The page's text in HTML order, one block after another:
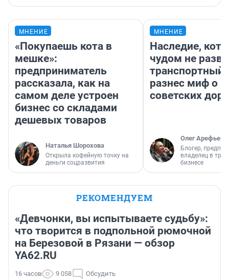
МНЕНИЕ
«Покупаешь кота в
мешке»:
предприниматель
рассказала, как на
самом деле устроен
бизнес со складами
дешевых товаров
Наталья Шорохова
Открыла кофейную точку на
деньги соцразвития
МНЕНИЕ
Наследие,
чудом не
транспортный
разнес миф о
советских
Олег Арефьев
Блогер,
владелец в
бизнесе
РЕКОМЕНДУЕМ
«Девчонки, вы испытываете судьбу»:
что творится в подпольной рюмочной
на Березовой в Рязани — обзор
YA62.RU
16 часов 9 058 Обсудить